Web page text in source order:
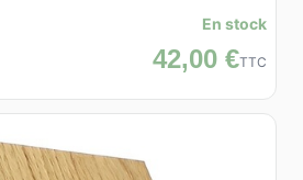
En stock
42,00 €TTC